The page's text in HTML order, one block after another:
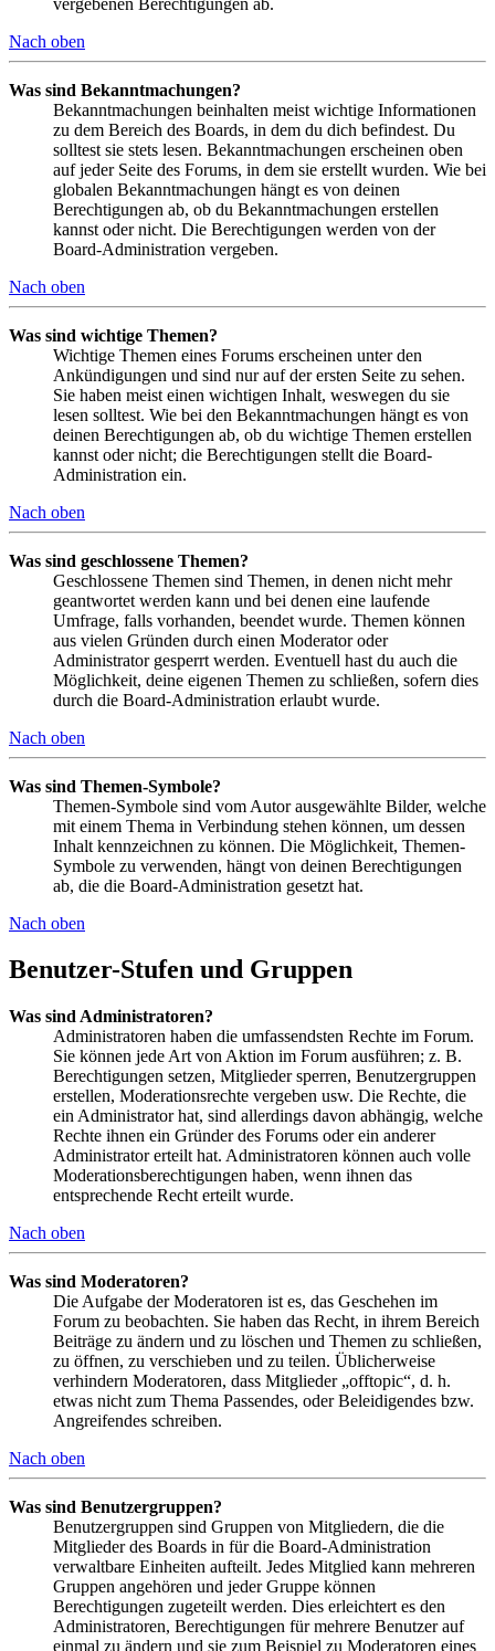
Nach oben
Was sind Bekanntmachungen?
Bekanntmachungen beinhalten meist wichtige Informationen
zu dem Bereich des Boards, in dem du dich befindest. Du
solltest sie stets lesen. Bekanntmachungen erscheinen oben
auf jeder Seite des Forums, in dem sie erstellt wurden. Wie bei
globalen Bekanntmachungen hängt es von deinen
Berechtigungen ab, ob du Bekanntmachungen erstellen
kannst oder nicht. Die Berechtigungen werden von der
Board-Administration vergeben.
Nach oben
Was sind wichtige Themen?
Wichtige Themen eines Forums erscheinen unter den
Ankündigungen und sind nur auf der ersten Seite zu sehen.
Sie haben meist einen wichtigen Inhalt, weswegen du sie
lesen solltest. Wie bei den Bekanntmachungen hängt es von
deinen Berechtigungen ab, ob du wichtige Themen erstellen
kannst oder nicht; die Berechtigungen stellt die Board-
Administration ein.
Nach oben
Was sind geschlossene Themen?
Geschlossene Themen sind Themen, in denen nicht mehr
geantwortet werden kann und bei denen eine laufende
Umfrage, falls vorhanden, beendet wurde. Themen können
aus vielen Gründen durch einen Moderator oder
Administrator gesperrt werden. Eventuell hast du auch die
Möglichkeit, deine eigenen Themen zu schließen, sofern dies
durch die Board-Administration erlaubt wurde.
Nach oben
Was sind Themen-Symbole?
Themen-Symbole sind vom Autor ausgewählte Bilder, welche
mit einem Thema in Verbindung stehen können, um dessen
Inhalt kennzeichnen zu können. Die Möglichkeit, Themen-
Symbole zu verwenden, hängt von deinen Berechtigungen
ab, die die Board-Administration gesetzt hat.
Nach oben
Benutzer-Stufen und Gruppen
Was sind Administratoren?
Administratoren haben die umfassendsten Rechte im Forum.
Sie können jede Art von Aktion im Forum ausführen; z. B.
Berechtigungen setzen, Mitglieder sperren, Benutzergruppen
erstellen, Moderationsrechte vergeben usw. Die Rechte, die
ein Administrator hat, sind allerdings davon abhängig, welche
Rechte ihnen ein Gründer des Forums oder ein anderer
Administrator erteilt hat. Administratoren können auch volle
Moderationsberechtigungen haben, wenn ihnen das
entsprechende Recht erteilt wurde.
Nach oben
Was sind Moderatoren?
Die Aufgabe der Moderatoren ist es, das Geschehen im
Forum zu beobachten. Sie haben das Recht, in ihrem Bereich
Beiträge zu ändern und zu löschen und Themen zu schließen,
zu öffnen, zu verschieben und zu teilen. Üblicherweise
verhindern Moderatoren, dass Mitglieder „offtopic“, d. h.
etwas nicht zum Thema Passendes, oder Beleidigendes bzw.
Angreifendes schreiben.
Nach oben
Was sind Benutzergruppen?
Benutzergruppen sind Gruppen von Mitgliedern, die die
Mitglieder des Boards in für die Board-Administration
verwaltbare Einheiten aufteilt. Jedes Mitglied kann mehreren
Gruppen angehören und jeder Gruppe können
Berechtigungen zugeteilt werden. Dies erleichtert es den
Administratoren, Berechtigungen für mehrere Benutzer auf
einmal zu ändern und sie zum Beispiel zu Moderatoren eines